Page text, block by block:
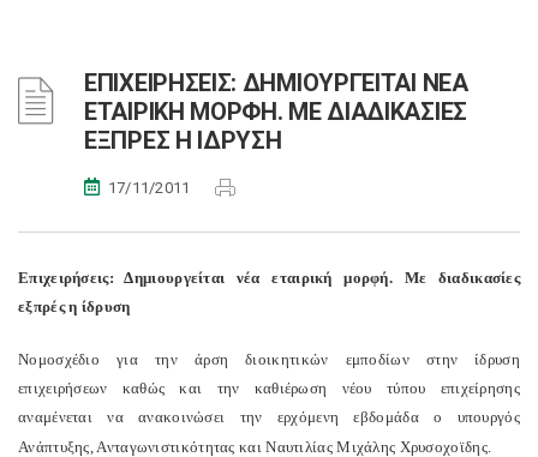
ΕΠΙΧΕΙΡΗΣΕΙΣ: ΔΗΜΙΟΥΡΓΕΙΤΑΙ ΝΕΑ
ΕΤΑΙΡΙΚΗ ΜΟΡΦΗ. ΜΕ ΔΙΑΔΙΚΑΣΙΕΣ
ΕΞΠΡΕΣ Η ΙΔΡΥΣΗ
17/11/2011
Επιχειρήσεις:Δημιουργείται νέα εταιρική μορφή. Με διαδικασίες
εξπρές η ίδρυση
Νομοσχέδιο για την άρση διοικητικών εμποδίων στην ίδρυση
επιχειρήσεων καθώς και την καθιέρωση νέου τύπου επιχείρησης
αναμένεται να ανακοινώσει την ερχόμενη εβδομάδα ο υπουργός
Ανάπτυξης, Ανταγωνιστικότητας και Ναυτιλίας Μιχάλης Χρυσοχοϊδης.